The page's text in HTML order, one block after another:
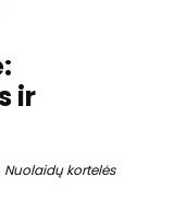
ir
Nuolaidų kortelės